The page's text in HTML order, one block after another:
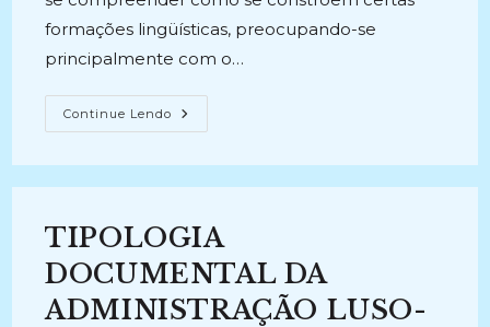
formações lingüísticas, preocupando-se
principalmente com o…
Continue Lendo A
CONSTRUÇÃO
Uma
Percurso
Histórico
E
Conceitual
Da
Disciplina
TIPOLOGIA
DOCUMENTAL DA
ADMINISTRAÇÃO LUSO-